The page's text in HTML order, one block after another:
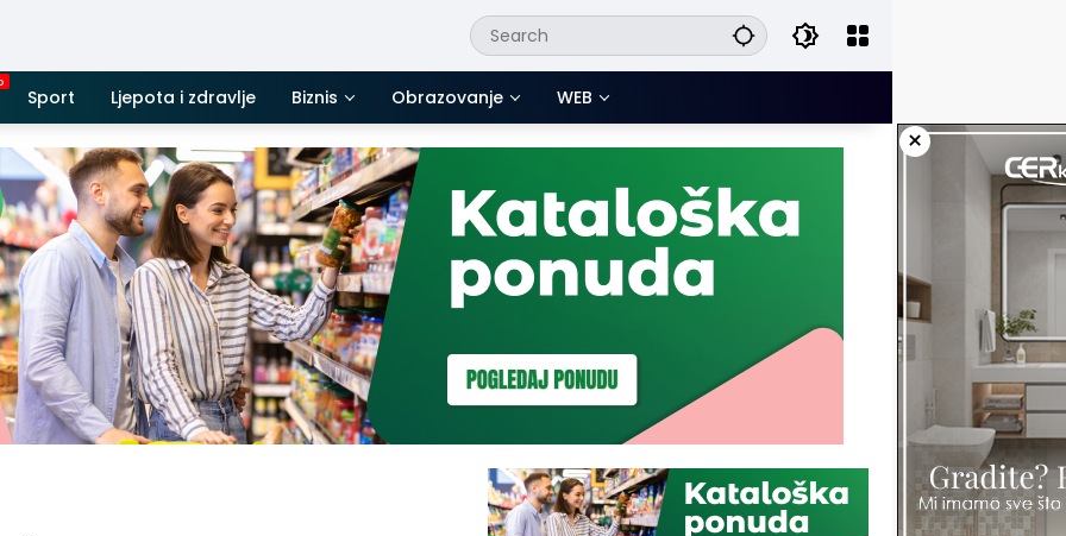
Sport Ljepota i zdravlje Biznis Obrazovanje WEB
×